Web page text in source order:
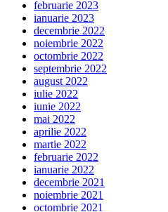
februarie 2023
ianuarie 2023
decembrie 2022
noiembrie 2022
octombrie 2022
septembrie 2022
august 2022
iulie 2022
iunie 2022
mai 2022
aprilie 2022
martie 2022
februarie 2022
ianuarie 2022
decembrie 2021
noiembrie 2021
octombrie 2021